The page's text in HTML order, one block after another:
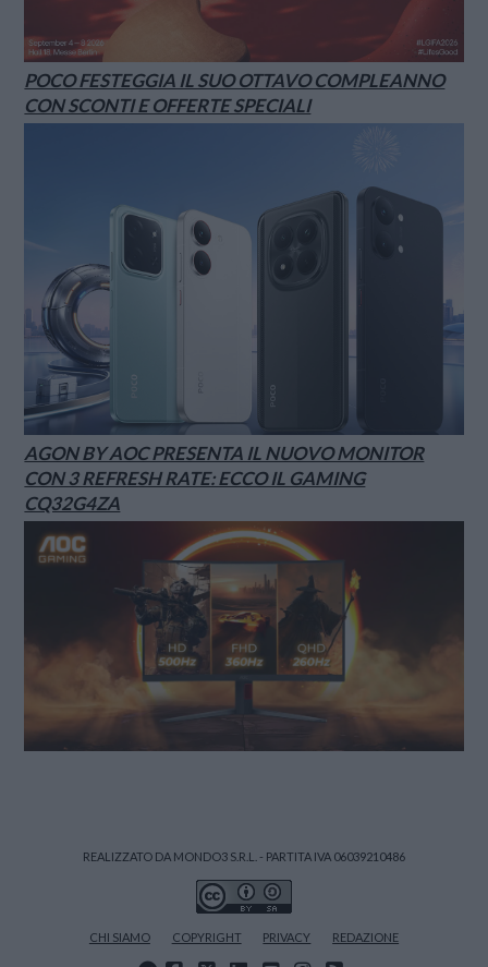
POCO FESTEGGIA IL SUO OTTAVO COMPLEANNO
CON SCONTI E OFFERTE SPECIALI
AGON BY AOC PRESENTA IL NUOVO MONITOR
CON 3 REFRESH RATE: ECCO IL GAMING
CQ32G4ZA
REALIZZATO DA MONDO3 S.R.L. - PARTITA IVA 06039210486
CHI SIAMO COPYRIGHT PRIVACY REDAZIONE